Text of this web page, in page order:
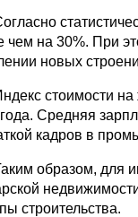
чем на 30%. При
новых
стоимости
Средняя
кадров в
образом, для
строительства.